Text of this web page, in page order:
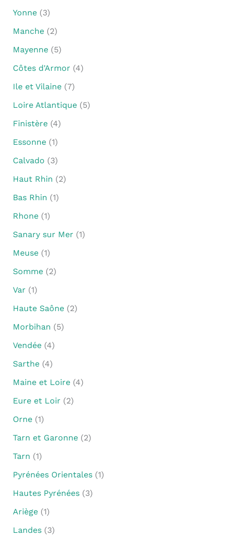
Yonne(3)
Manche(2)
Mayenne(5)
Côtes d'Armor (4)
Ile et Vilaine(7)
Loire Atlantique(5)
Finistère(4)
Essonne(1)
Calvado (3)
Haut Rhin (2)
Bas Rhin (1)
Rhone(1)
Sanary sur Mer (1)
Meuse(1)
Somme(2)
Var (1)
Haute Saône(2)
Morbihan (5)
Vendée(4)
Sarthe(4)
Maine et Loire(4)
Eure et Loir (2)
Orne(1)
Tarn et Garonne(2)
Tarn (1)
Pyrénées Orientales(1)
Hautes Pyrénées(3)
Ariège(1)
Landes(3)